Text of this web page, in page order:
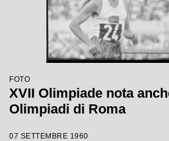
FOTO
XVII Olimpiade nota
Olimpiadi di Roma
07 SETTEMBRE 1960